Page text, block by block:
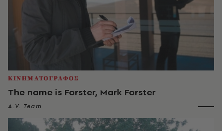
ΚΙΝΗΜΑΤΟΓΡΑΦΟΣ
The name is Forster, Mark Forster
A.V. Team